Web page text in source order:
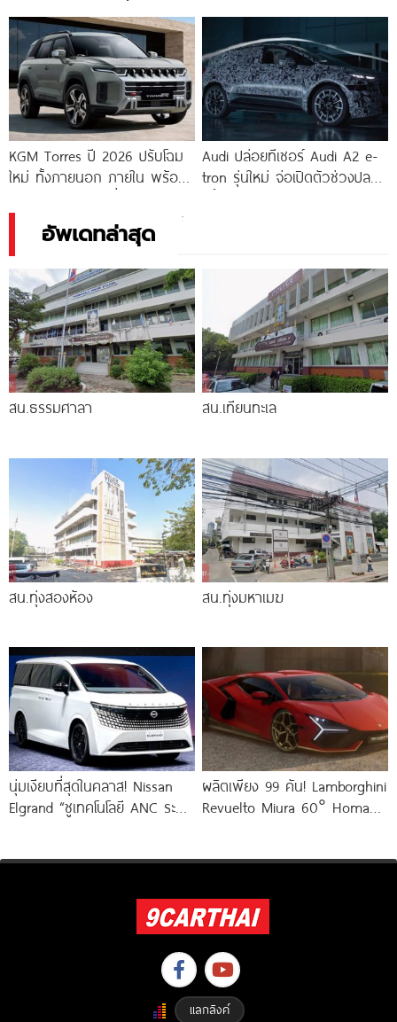
KGM Torres ปี 2026 ปรับโฉม
ใหม่ ทั้งภายนอก ภายใน พร้อม
เบนซิน เทอร์โบ
Audi ปล่อยทีเซอร์ Audi A2 e-
tron รุ่นใหม่ จ่อเปิดตัวช่วงปลาย
อัพเดทล่าสุด
สน.ธรรมศาลา สน.เทียนทะเล
สน.ทุ่งสองห้อง สน.ทุ่งมหาเมฆ
นุ่มเงียบที่สุดในคลาส! Nissan
Elgrand “ชูเทคโนโลยี ANC ระบบ
ไร้เสียงรบกวน
ผลิตเพียง 99 คัน! Lamborghini
Revuelto Miura 60° Homage
แลกลิงค์